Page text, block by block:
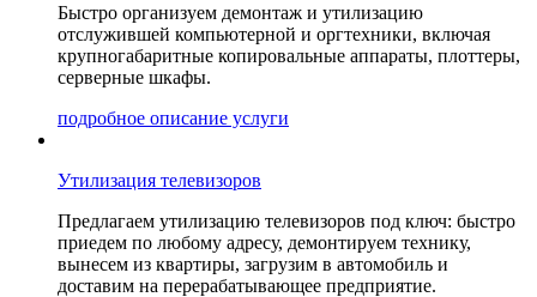
Быстро организуем демонтаж и утилизацию
отслужившей компьютерной и оргтехники, включая
крупногабаритные копировальные аппараты, плоттеры,
серверные шкафы.
подробное описание услуги
Утилизация телевизоров
Предлагаем утилизацию телевизоров под ключ: быстро
приедем по любому адресу, демонтируем технику,
вынесем из квартиры, загрузим в автомобиль и
доставим на перерабатывающее предприятие.